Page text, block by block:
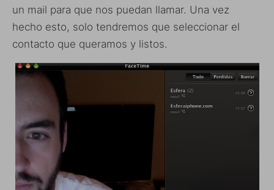
un mail para que nos puedan llamar. Una vez
hecho esto, solo tendremos que seleccionar el
contacto que queramos y listos.